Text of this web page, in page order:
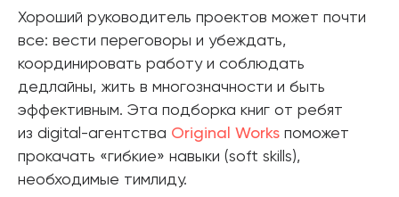
Хороший руководитель проектов может почти
все: вести переговоры и убеждать,
координировать работу и соблюдать
дедлайны, жить в многозначности и быть
эффективным. Эта подборка книг от ребят
из digital-агентства Original Works поможет
прокачать «гибкие» навыки (soft skills),
необходимые тимлиду.